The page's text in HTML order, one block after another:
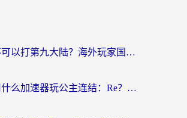
国外可不可以打第九大陆？海外玩家国服畅玩终极指南（附3大热门游戏解决妙招）
在海外用什么加速器玩公主连结：Re？老玩家亲测的稳定方案来了